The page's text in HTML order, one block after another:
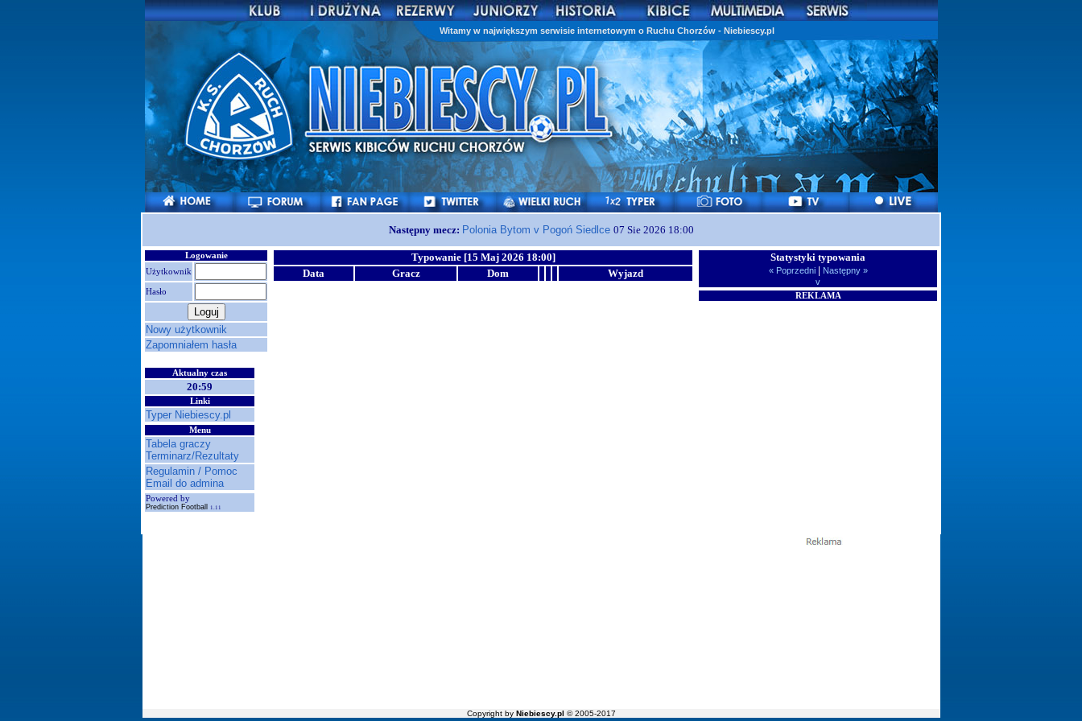
Witamy w największym serwisie internetowym o Ruchu Chorzów - Niebiescy.pl
Następny mecz: Polonia Bytom v Pogoń Siedlce 07 Sie 2026 18:00
Logowanie
Użytkownik
Hasło
Nowy użytkownik
Zapomniałem hasła
Aktualny czas
20:59
Linki
Typer Niebiescy.pl
Menu
Tabela graczy
Terminarz/Rezultaty
Regulamin / Pomoc
Email do admina
Powered by
Prediction Football 1.11
Typowanie [15 Maj 2026 18:00]
Data
Gracz Dom Wyjazd
Statystyki typowania
« Poprzedni | Następny »
v
REKLAMA
Copyright by Niebiescy.pl © 2005-2017